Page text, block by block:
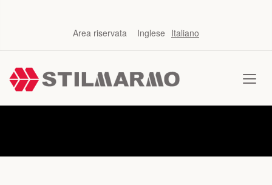
Area riservata Inglese Italiano